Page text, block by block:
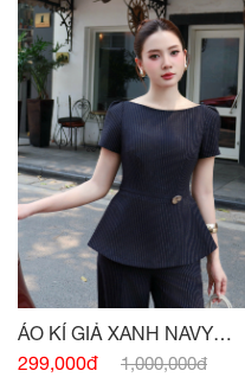
ÁO KÍ GIẢ XANH NAVY
ĐÍNH CHARM
299,000đ 1,000,000đ